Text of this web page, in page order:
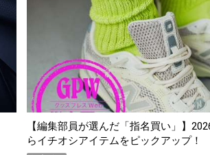
「買って損なし」の極上スマホ5選【
期AWARD】